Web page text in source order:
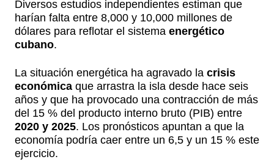
Diversos estudios independientes estiman que
harían falta entre 8,000 y 10,000 millones de
dólares para reflotar el sistema energético
cubano.
La situación energética ha agravado la crisis
económica que arrastra la isla desde hace seis
años y que ha provocado una contracción de más
del 15 % del producto interno bruto (PIB) entre
2020 y 2025. Los pronósticos apuntan a que la
economía podría caer entre un 6,5 y un 15 % este
ejercicio.